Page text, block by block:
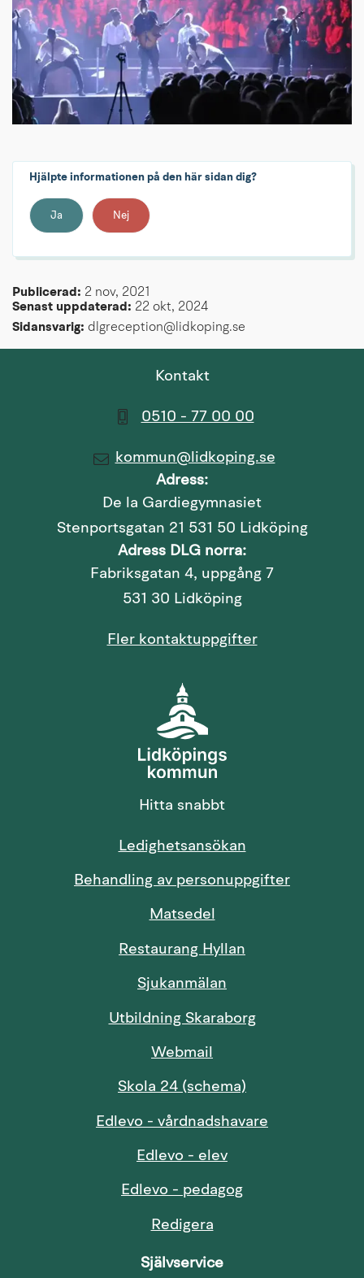
Hjälpte informationen på den här sidan dig?
Ja Nej
Publicerad: 2 nov, 2021
Senast uppdaterad: 22 okt, 2024
Sidansvarig: dlgreception@lidkoping.se
Kontakt
0510 - 77 00 00
kommun@lidkoping.se
Adress:
De la Gardiegymnasiet
Stenportsgatan 21 531 50 Lidköping
Adress DLG norra:
Fabriksgatan 4, uppgång 7
531 30 Lidköping
Fler kontaktuppgifter
Hitta snabbt
LedighetsansökanLänk till annan
Behandling av personuppgifter
Matsedel
Restaurang Hyllan
Sjukanmälan
Utbildning SkaraborgLänk till annan
Webmail
Skola 24 (schema)
Edlevo - vårdnadshavare
Edlevo - elevLänk till annan
Edlevo - pedagogLänk till annan
Redigera
Självservice